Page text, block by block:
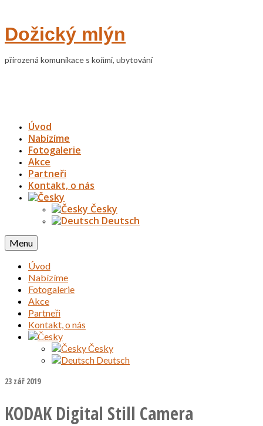
Dožický mlýn
přirozená komunikace s koňmi, ubytování
Úvod
Nabízíme
Fotogalerie
Akce
Partneři
Kontakt, o nás
Česky
Deutsch
Menu
Úvod
Nabízíme
Fotogalerie
Akce
Partneři
Kontakt, o nás
Česky
Deutsch
23 zář 2019
KODAK Digital Still Camera